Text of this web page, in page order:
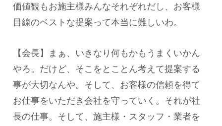
価値観もお施主様みんなそれぞれだし、お客様
目線のベストな提案って本当に難しいわ。
【会長】まぁ、いきなり何もかもうまくいかん
やろ。だけど、そこをとことん考えて提案する
事が大切なんや。そして、お客様の信頼を得て
お仕事をいただき会社を守っていく。それが社
長の仕事。そして、施主様・スタッフ・業者を